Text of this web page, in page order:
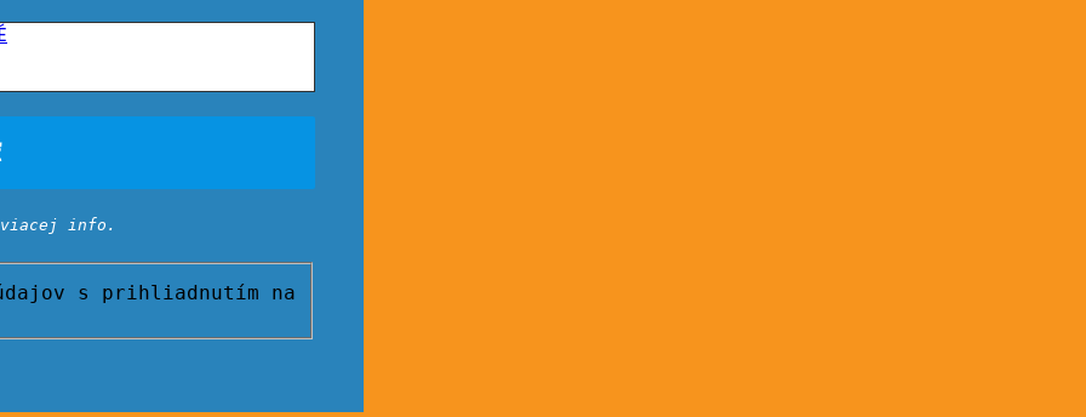
info.
s prihliadnutím na